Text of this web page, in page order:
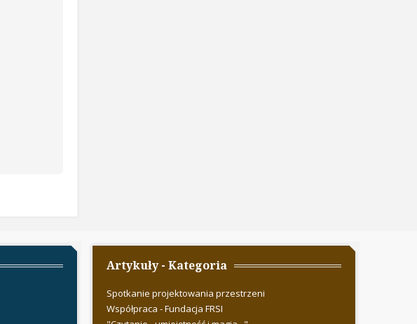
Artykuły - Kategoria
Spotkanie projektowania przestrzeni
Współpraca - Fundacja FRSI